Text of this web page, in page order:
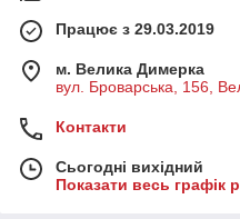
Працює з 29.03.2019
м. Велика Димерка
вул. Броварська, 156,
Контакти
Сьогодні вихідний
Показати весь графік